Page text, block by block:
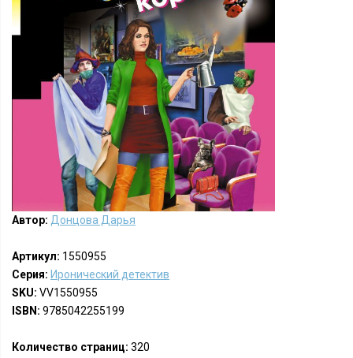
Автор: Донцова Дарья
Артикул: 1550955
Серия: Иронический детектив
SKU: VV1550955
ISBN: 9785042255199
Количество страниц: 320